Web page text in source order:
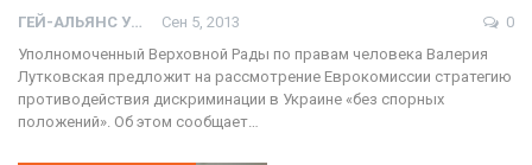
ГЕЙ-АЛЬЯНС УКРАИНА Сен 5, 2013
0
Уполномоченный Верховной Рады по правам человека Валерия
Лутковская предложит на рассмотрение Еврокомиссии стратегию
противодействия дискриминации в Украине «без спорных
положений». Об этом сообщает…